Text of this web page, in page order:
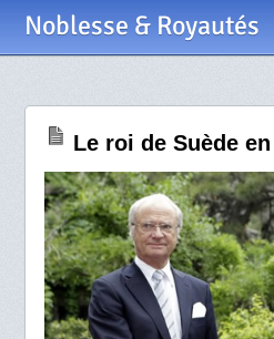
Noblesse & Royautés
Le roi de Suède